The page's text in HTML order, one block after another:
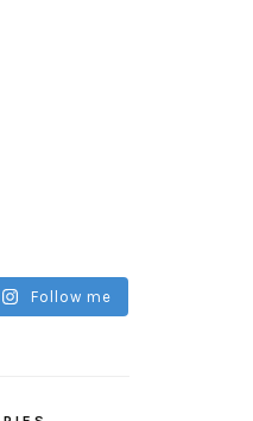
Follow me